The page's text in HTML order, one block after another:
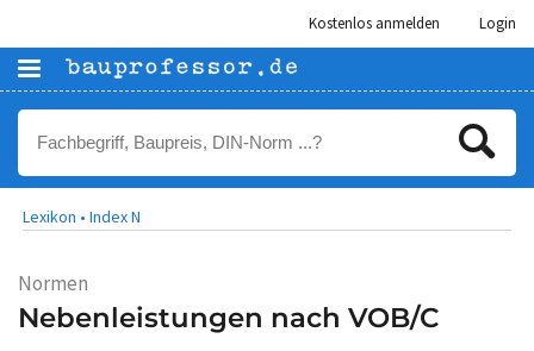
Kostenlos anmelden Login
Lexikon • Index N
Normen
Nebenleistungen nach VOB/C